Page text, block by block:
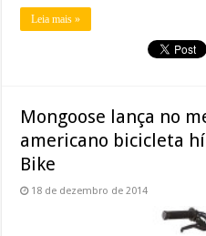
Leia mais »
Mongoose lança no
americano bicicleta
Bike
18 de dezembro de 2014